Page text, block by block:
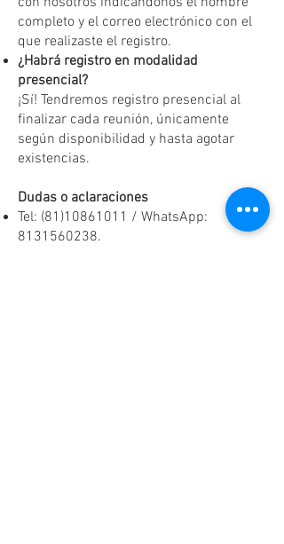
completo y el correo electrónico con el
que realizaste el registro.
¿Habrá registro en modalidad
presencial?
¡Sí! Tendremos registro presencial al
finalizar cada reunión, únicamente
según disponibilidad y hasta agotar
existencias.
Dudas o aclaraciones
Tel: (81)10861011 / WhatsApp:
8131560238.